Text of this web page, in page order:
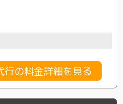
行の料金詳細を見る